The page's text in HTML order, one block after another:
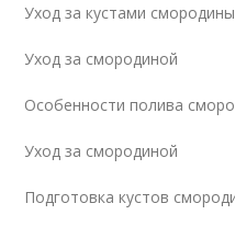
Уход за кустами
Уход за смородиной
Особенности полива
Уход за смородиной
Подготовка кустов